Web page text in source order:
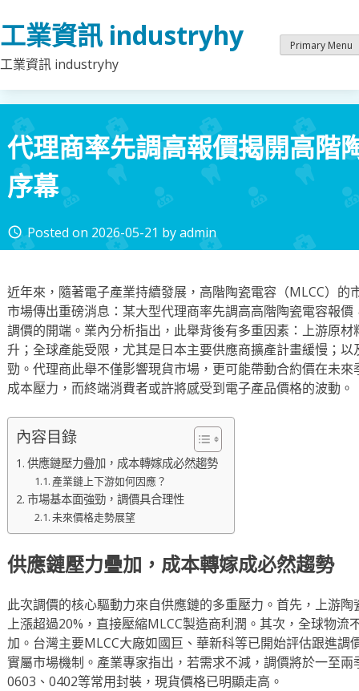
to
content
工業資訊 industryhy
工業資訊 industryhy
Primary Menu
代理商率先調高報價揭開高階
序幕
access_time Posted on 2026-05-21 byadmin
近年來，隨著電子產業持續發展，高階陶瓷電容（MLCC）的
市場傳出重磅消息：某大型代理商率先調高高階陶瓷電容報
調價的開端。業內分析指出，此舉背後有多重因素：上游原
升；全球產能受限，尤其是日本主要供應商擴產計畫緩慢；
勁。代理商此舉不僅影響現貨市場，更可能帶動合約價在未
成本壓力，而終端消費者或許將感受到電子產品價格的波動。
內容目錄
供應鏈壓力疊加，成本轉嫁成必然趨勢
產業鏈上下游如何因應？
市場基本面強勁，調價具合理性
未來價格走勢展望
供應鏈壓力疊加，成本轉嫁成必然趨勢
此次調價的核心驅動力來自供應鏈的多重壓力。首先，上游
上漲超過20%，直接壓縮MLCC製造商利潤。其次，全球物流
加。台灣主要MLCC大廠如國巨、華新科等已開始評估跟進調
實屬市場機制。產業專家指出，若需求不減，調價將於一至
0603、0402等常用封裝，現貨價格已明顯走高。